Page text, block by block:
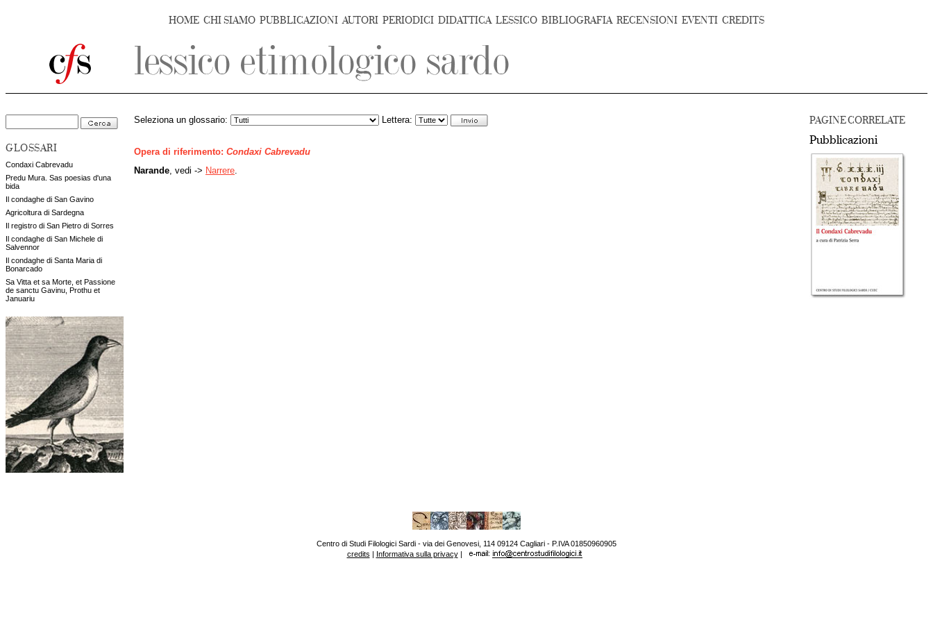
HOME CHI SIAMO PUBBLICAZIONI AUTORI PERIODICI DIDATTICA LESSICO BIBLIOGRAFIA RECENSIONI EVENTI CREDITS
GLOSSARI
Condaxi Cabrevadu
Predu Mura. Sas poesias d'una
bida
Il condaghe di San Gavino
Agricoltura di Sardegna
Il registro di San Pietro di Sorres
Il condaghe di San Michele di
Salvennor
Il condaghe di Santa Maria di
Bonarcado
Sa Vitta et sa Morte, et Passione
de sanctu Gavinu, Prothu et
Januariu
PAGINE CORRELATE
Pubblicazioni
Seleziona un glossario: Lettera:
Opera di riferimento: Condaxi Cabrevadu
Narande , vedi -> Narrere
Centro di Studi Filologici Sardi - via dei Genovesi, 114 09124 Cagliari - P.IVA 01850960905
credits | Informativa sulla privacy|